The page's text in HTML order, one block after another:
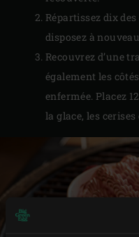
Répartissez dix
disposez à
Recouvrez d’une
également les
enfermée. Placez
la glace, les